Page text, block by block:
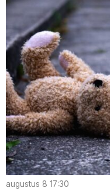
augustus 8 17:30